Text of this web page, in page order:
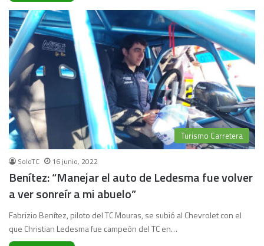
Turismo Carretera
SoloTC 16 junio, 2022
Benítez: “Manejar el auto de Ledesma fue volver
a ver sonreír a mi abuelo”
Fabrizio Benítez, piloto del TC Mouras, se subió al Chevrolet con el
que Christian Ledesma fue campeón del TC en…